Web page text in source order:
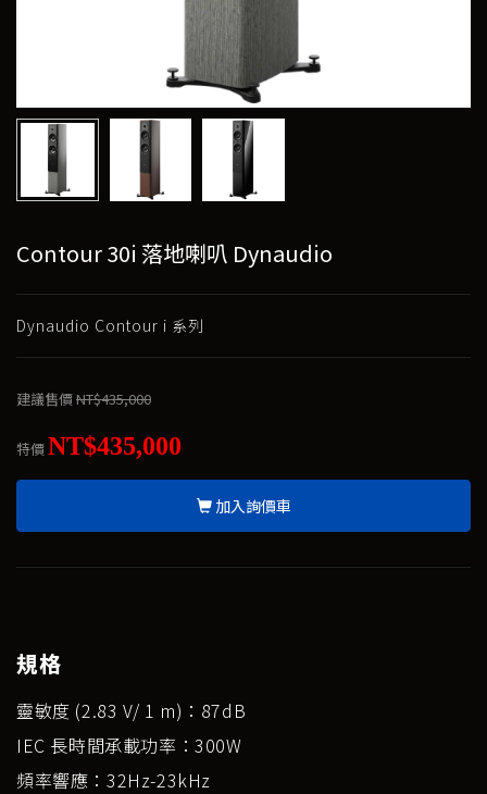
Contour 30i 落地喇叭 Dynaudio
Dynaudio Contour i 系列
建議售價NT$435,000
特價NT$435,000
加入詢價車
規格
靈敏度 (2.83 V/ 1 m)：87dB
IEC 長時間承載功率：300W
頻率響應：32Hz-23kHz